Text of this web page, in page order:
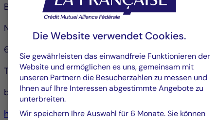
Bianca Tomlinson
Neue Mainzer Straße 80
60311 Frankfurt
Tel. +49 (0)69 975743 03
bianca.tomlinson@la-francaise.com
https://www.la-francaise-systematic-am.com
Die Website verwendet Cookies.
Sie gewährleisten das einwandfreie Funktionieren der
Website und ermöglichen es uns, gemeinsam mit
unseren Partnern die Besucherzahlen zu messen und
Ihnen auf Ihre Interessen abgestimmte Angebote zu
unterbreiten.
Wir speichern Ihre Auswahl für 6 Monate. Sie können